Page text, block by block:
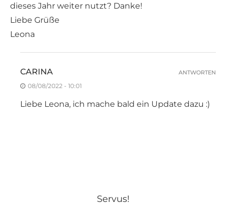
dieses Jahr weiter nutzt? Danke!
Liebe Grüße
Leona
CARINA
08/08/2022 - 10:01
Liebe Leona, ich mache bald ein Update dazu :)
ANTWORTEN
Servus!